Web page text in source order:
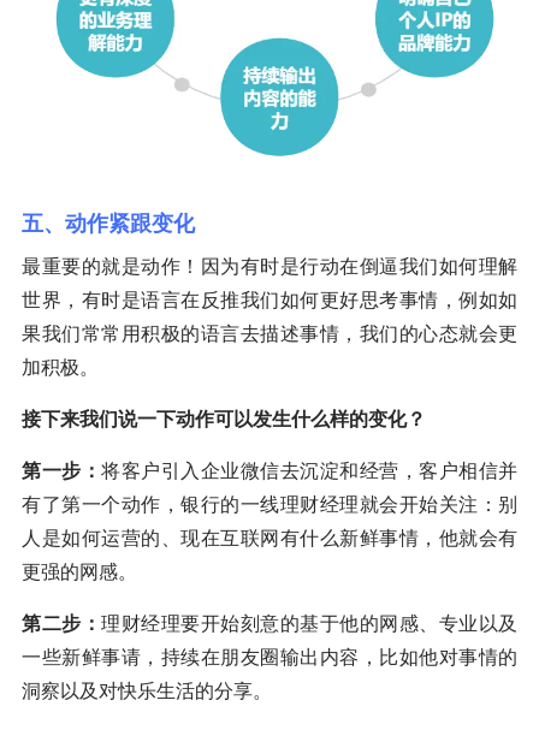
五、动作紧跟变化
最重要的就是动作！因为有时是行动在倒逼我们如何理解
世界，有时是语言在反推我们如何更好思考事情，例如如
果我们常常用积极的语言去描述事情，我们的心态就会更
加积极。
接下来我们说一下动作可以发生什么样的变化？
第一步： 将客户引入企业微信去沉淀和经营，客户相信并
有了第一个动作，银行的一线理财经理就会开始关注：别
人是如何运营的、现在互联网有什么新鲜事情，他就会有
更强的网感。
第二步： 理财经理要开始刻意的基于他的网感、专业以及
一些新鲜事请，持续在朋友圈输出内容，比如他对事情的
洞察以及对快乐生活的分享。